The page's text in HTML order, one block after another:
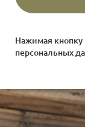
Нажимая кнопку
персональных